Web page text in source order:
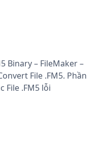
Binary – FileMaker –
File .FM5. Phần
File .FM5 lỗi